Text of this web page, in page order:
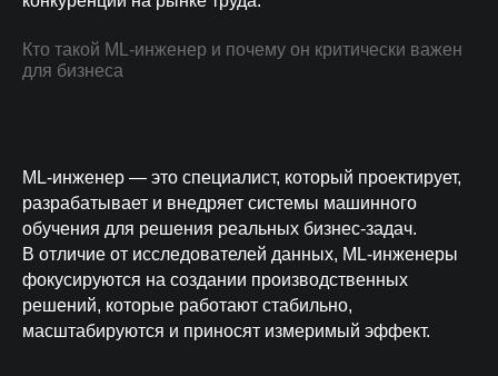
Кто такой ML-инженер и почему он критически важен
для бизнеса
ML-инженер — это специалист, который проектирует,
разрабатывает и внедряет системы машинного
обучения для решения реальных бизнес-задач.
В отличие от исследователей данных, ML-инженеры
фокусируются на создании производственных
решений, которые работают стабильно,
масштабируются и приносят измеримый эффект.